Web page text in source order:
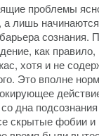
проблемы
лишь
сознания.
как правило,
хотя и не
Это вполне
дна
скрытые фобии и